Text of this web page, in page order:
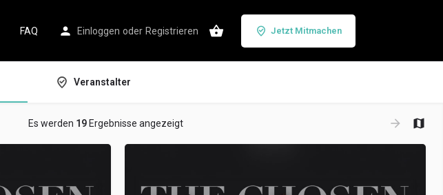
FAQ Einloggen oder Registrieren Jetzt Mitmachen
Veranstalter
Es werden 19 Ergebnisse angezeigt